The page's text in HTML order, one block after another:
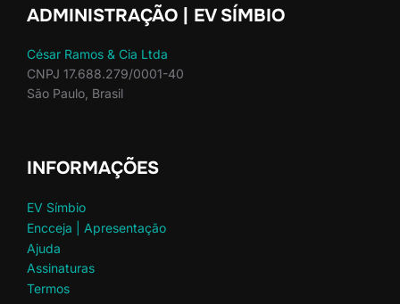
ADMINISTRAÇÃO | EV SÍMBIO
César Ramos & Cia Ltda
CNPJ 17.688.279/0001-40
São Paulo, Brasil
INFORMAÇÕES
EV Símbio
Encceja | Apresentação
Ajuda
Assinaturas
Termos